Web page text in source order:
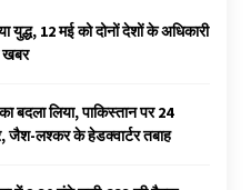
युद्ध, 12 मई को दोनों देशों के अधिकारी
खबर
लिया, पाकिस्तान पर 24
जैश-लश्कर के हेडक्वार्टर तबाह